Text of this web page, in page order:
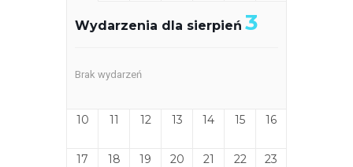
Wydarzenia dla sierpień 3
Brak wydarzeń
10 11 12 13 14 15 16
17 18 19 20 21 22 23